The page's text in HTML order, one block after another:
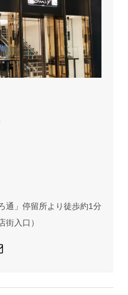
通」停留所より徒歩約1分
街入口）